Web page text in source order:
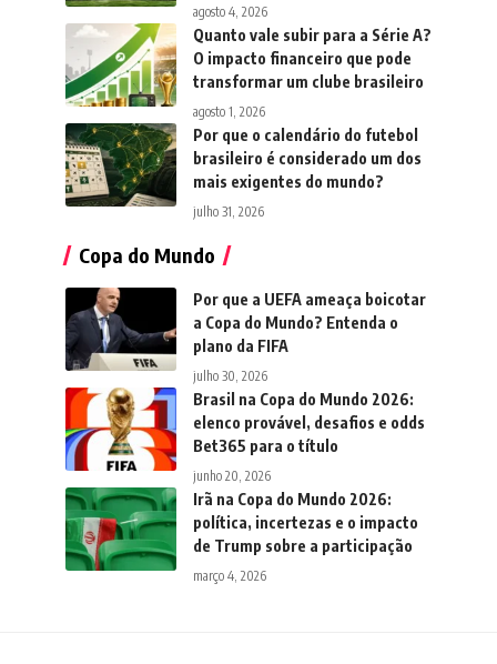
agosto 4, 2026
Quanto vale subir para a Série A?
O impacto financeiro que pode
transformar um clube brasileiro
agosto 1, 2026
Por que o calendário do futebol
brasileiro é considerado um dos
mais exigentes do mundo?
julho 31, 2026
Copa do Mundo
Por que a UEFA ameaça boicotar
a Copa do Mundo? Entenda o
plano da FIFA
julho 30, 2026
Brasil na Copa do Mundo 2026:
elenco provável, desafios e odds
Bet365 para o título
junho 20, 2026
Irã na Copa do Mundo 2026:
política, incertezas e o impacto
de Trump sobre a participação
março 4, 2026